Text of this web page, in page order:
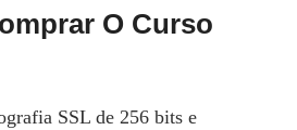
O Curso
SSL de 256 bits e